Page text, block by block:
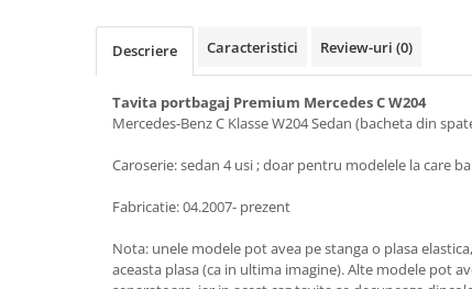
Accesorii alarme auto
Alarme auto Alarme masina
Detectoare Radar
Consumabile Service
Instrumente Atelier
Set clipsuri auto de plastic
Descriere Caracteristici Review-uri (0)
Tavita portbagaj Premium Mercedes C W204
Mercedes-Benz C Klasse W204 Sedan (bacheta din
Caroserie: sedan 4 usi ; doar pentru modelele la care
Fabricatie: 04.2007- prezent
Nota: unele modele pot avea pe stanga o plasa
aceasta plasa (ca in ultima imagine). Alte modele pot